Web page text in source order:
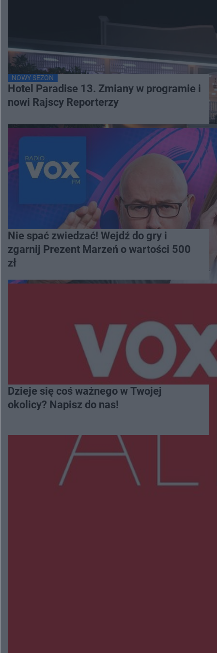
NOWY SEZON
Hotel Paradise 13. Zmiany w programie i
nowi Rajscy Reporterzy
Nie spać zwiedzać! Wejdź do gry i
zgarnij Prezent Marzeń o wartości 500
zł
Dzieje się coś ważnego w Twojej
okolicy? Napisz do nas!
Więcej